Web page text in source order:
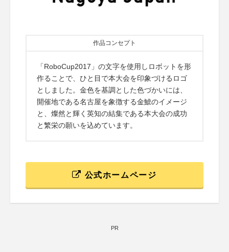
作品コンセプト
「RoboCup2017」の文字を使用しロボットを形
作ることで、ひと目で本大会を印象づけるロゴ
としました。金色を基調とした色づかいには、
開催地である名古屋を象徴する金鯱のイメージ
と、燦然と輝く英知の結集である本大会の成功
と繁栄の願いを込めています。
公式ホームページ
PR